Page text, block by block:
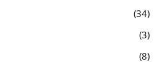
34
3
8